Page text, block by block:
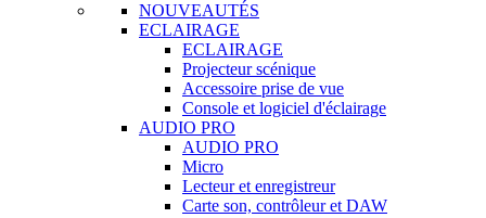
NOUVEAUTÉS
ECLAIRAGE
ECLAIRAGE
Projecteur scénique
Accessoire prise de vue
Console et logiciel d'éclairage
AUDIO PRO
AUDIO PRO
Micro
Lecteur et enregistreur
Carte son, contrôleur et DAW